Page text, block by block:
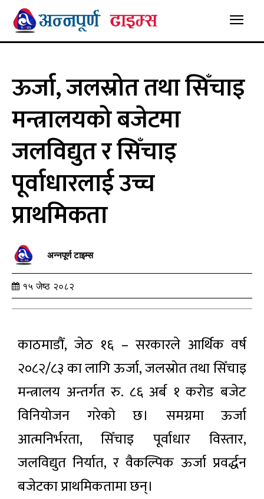
ऊर्जा, जलस्रोत तथा सिँचाइ
मन्त्रालयको बजेटमा
जलविद्युत र सिँचाइ
पूर्वाधारलाई उच्च
प्राथमिकता
अन्नपूर्ण टाइम्स
१५ जेष्ठ २०८२
काठमाडौं, जेठ १६ – सरकारले आर्थिक वर्ष
२०८२/८३ का लागि ऊर्जा, जलस्रोत तथा सिँचाइ
मन्त्रालय अन्तर्गत रु. ८६ अर्ब १ करोड बजेट
विनियोजन गरेको छ। समग्रमा ऊर्जा
आत्मनिर्भरता, सिँचाइ पूर्वाधार विस्तार,
जलविद्युत निर्यात, र वैकल्पिक ऊर्जा प्रवर्द्धन
बजेटका प्राथमिकतामा छन्।